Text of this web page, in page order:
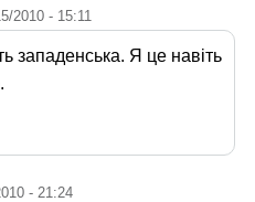
2010 - 15:11
западенська. Я це навіть
- 21:24